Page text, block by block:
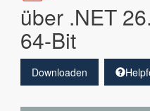
über .NET
64-Bit
Downloaden